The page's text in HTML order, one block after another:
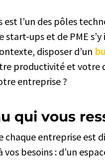
l’un des pôles
start-ups et de PME
disposer d’un
productivité et votre
entreprise ?
qui vous
chaque entreprise est
vos besoins : d’un